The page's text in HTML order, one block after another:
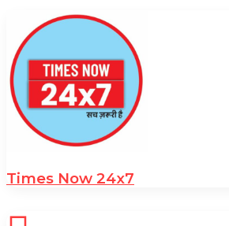
Times Now 24x7